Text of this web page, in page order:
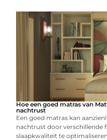
Hoe een goed matras van
nachtrust
Een goed matras kan
nachtrust door verschillende
slaapkwaliteit te